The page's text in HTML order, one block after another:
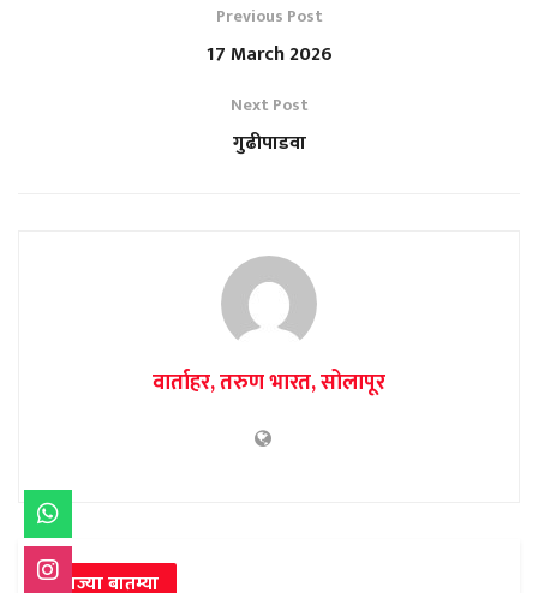
Previous Post
17 March 2026
Next Post
गुढीपाडवा
वार्ताहर, तरुण भारत, सोलापूर
ताज्या बातम्या